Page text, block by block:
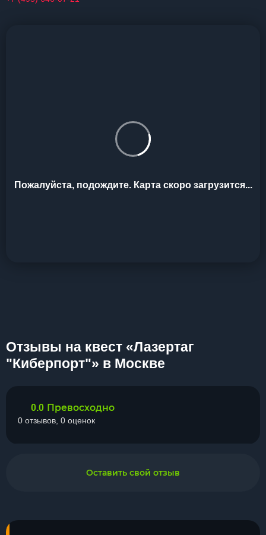
Пожалуйста, подождите. Карта скоро загрузится...
Отзывы на квест «Лазертаг
"Киберпорт"» в Москве
0.0 Превосходно
0 отзывов, 0 оценок
Оставить свой отзыв